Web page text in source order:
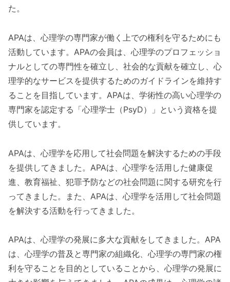
た。
APAは、心理学の専門家が働く上での権利を守るためにも
活動しています。APAの会員は、心理学のプロフェッショ
ナルとしての専門性を確立し、社会的な貢献を確立し、心
理学的なサービスを提供するためのガイドラインを維持す
ることを目指しています。APAは、学術性の高い心理学の
専門家を認定する「心理学士（PsyD）」という資格を提
供しています。
APAは、心理学を応用して社会問題を解決するための手段
を提供してきました。APAは、心理学を活用した健康促
進、教育福祉、犯罪予防などの社会問題に関する研究を行
ってきました。また、APAは、心理学を活用して社会問題
を解決する活動を行ってきました。
APAは、心理学の発展に多大な貢献をしてきました。APA
は、心理学の普及と専門家の組織化、心理学の専門家の権
利を守ることを目的としていることから、心理学の発展に